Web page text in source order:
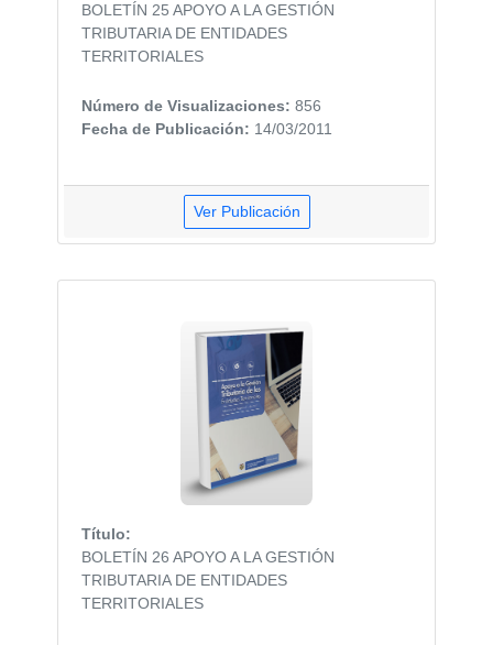
BOLETÍN 25 APOYO A LA GESTIÓN
TRIBUTARIA DE ENTIDADES
TERRITORIALES
Número de Visualizaciones: 856
Fecha de Publicación: 14/03/2011
Ver Publicación
Título:
BOLETÍN 26 APOYO A LA GESTIÓN
TRIBUTARIA DE ENTIDADES
TERRITORIALES